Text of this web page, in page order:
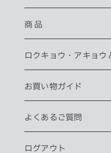
商 品
ロクキョウ・ アキョウ
お買い物ガイド
よくあるご質問
ログアウト